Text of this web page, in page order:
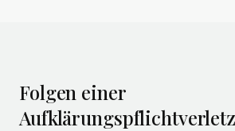
Folgen einer